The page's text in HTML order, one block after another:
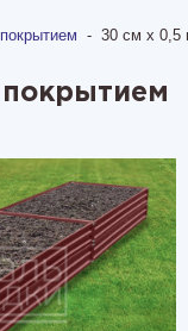
- 30 см х 0,5